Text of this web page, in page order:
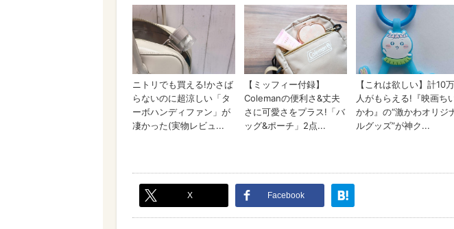
X Facebook